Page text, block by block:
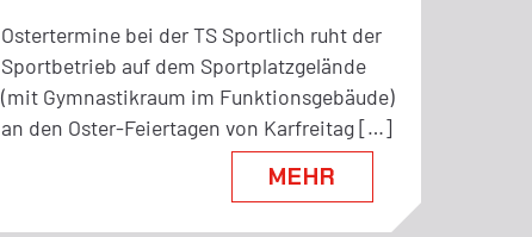
Ostertermine bei der TS Sportlich ruht der
Sportbetrieb auf dem Sportplatzgelände
(mit Gymnastikraum im Funktionsgebäude)
an den Oster-Feiertagen von Karfreitag […]
MEHR